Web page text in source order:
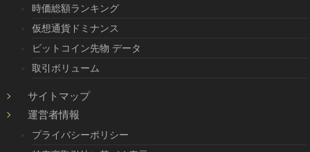
時価総額ランキング
仮想通貨ドミナンス
ビットコイン先物 データ
取引ボリューム
サイトマップ
運営者情報
プライバシーポリシー